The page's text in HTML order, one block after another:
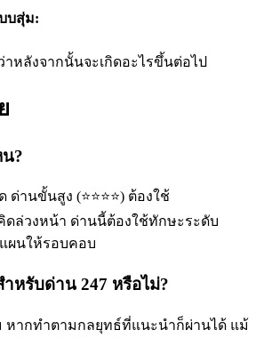
บสุ่ม:
หลังจากนั้นจะเกิดอะไรขึ้นต่อไป
?
านขั้นสูง (⭐⭐⭐⭐) ต้องใช้
ล่วงหน้า ด่านนี้ต้องใช้ทักษะระดับ
ผนให้รอบคอบ
ำหรับด่าน 247 หรือไม่?
หากทำตามกลยุทธ์ที่แนะนำก็ผ่านได้ แม้